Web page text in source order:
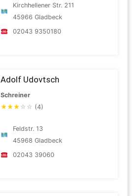
Kirchhellener Str. 211
45966 Gladbeck
02043 9350180
Adolf Udovtsch
Schreiner
★★★ ☆ ☆ (4)
Feldstr. 13
45968 Gladbeck
02043 39060